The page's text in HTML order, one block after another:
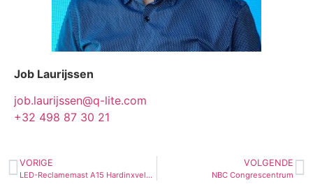
Job Laurijssen
job.laurijssen@q-lite.com
+32 498 87 30 21
VORIGE
LED-Reclamemast A15 Hardinxveld-Giessendam
VOLGENDE
NBC Congrescentrum